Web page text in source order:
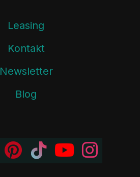
Leasing
Kontakt
Newsletter
Blog